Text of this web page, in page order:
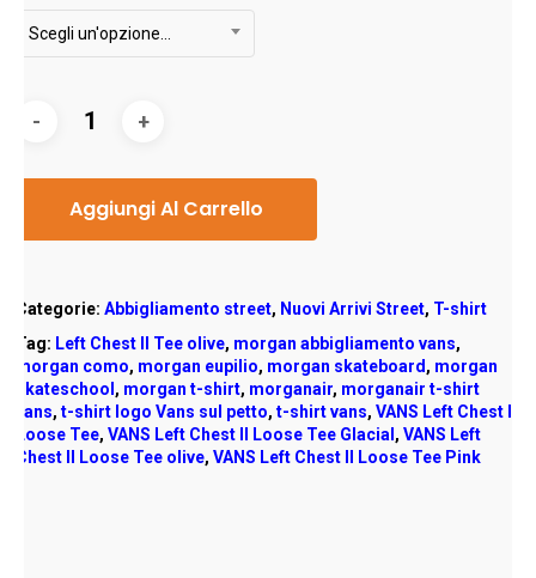
Scegli un'opzione…
Aggiungi Al Carrello
Categorie:Abbigliamento street, Nuovi Arrivi Street, T-shirt
Tag: Left Chest II Tee olive, morgan abbigliamento vans,
morgan como, morgan eupilio, morgan skateboard , morgan
skateschool , morgan t-shirt, morganair, morganair t-shirt
vans,t-shirt logo Vans sul petto,t-shirt vans,VANS Left Chest II
Loose Tee,VANS Left Chest II Loose Tee Glacial ,VANS Left
Chest II Loose Tee olive,VANS Left Chest II Loose Tee Pink